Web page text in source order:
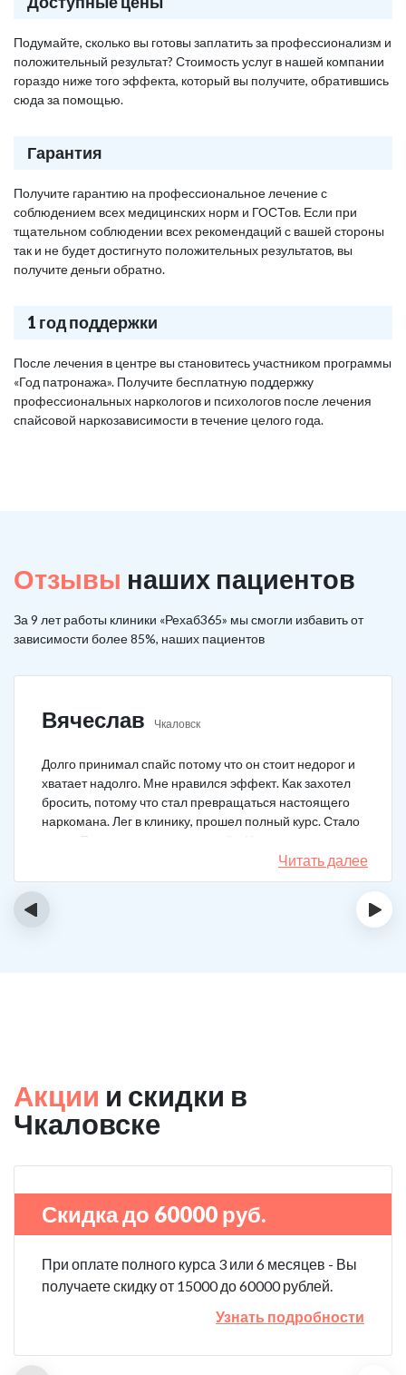
Подумайте, сколько вы готовы заплатить за профессионализм и
положительный результат? Стоимость услуг в нашей компании
гораздо ниже того эффекта, который вы получите, обратившись
сюда за помощью.
Гарантия
Получите гарантию на профессиональное лечение с
соблюдением всех медицинских норм и ГОСТов. Если при
тщательном соблюдении всех рекомендаций с вашей стороны
так и не будет достигнуто положительных результатов, вы
получите деньги обратно.
1 год поддержки
После лечения в центре вы становитесь участником программы
«Год патронажа». Получите бесплатную поддержку
профессиональных наркологов и психологов после лечения
спайсовой наркозависимости в течение целого года.
Отзывы наших пациентов
За 9 лет работы клиники «Рехаб365» мы смогли избавить от
зависимости более 85%, наших пациентов
Вячеслав Чкаловск
Долго принимал спайс потому что он стоит недорог и
хватает надолго. Мне нравился эффект. Как захотел
бросить, потому что стал превращаться настоящего
наркомана. Лег в клинику, прошел полный курс. Стало
легче. Перестало тянуть на спайс. Начал жить заново.
Читать далее
‹ ›
Акции и скидки в
Чкаловске
Скидка до 60000 руб.
При оплате полного курса 3 или 6 месяцев - Вы
получаете скидку от 15000 до 60000 рублей.
Узнать подробности